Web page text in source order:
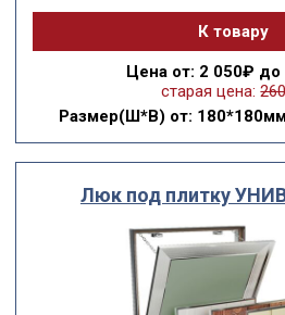
К товару
Цена от: 2 050₽ до
старая цена:
Размер(Ш*В) от:
Люк под плитку